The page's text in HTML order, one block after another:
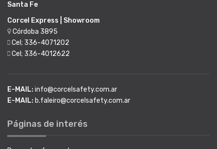
Santa Fe
Corcel Express | Showroom
Córdoba 3895
Cel; 336-4071202
Cel; 336-4012622
E-MAIL: info@corcelsafety.com.ar
E-MAIL: b.faleiro@corcelsafety.com.ar
Páginas de interés